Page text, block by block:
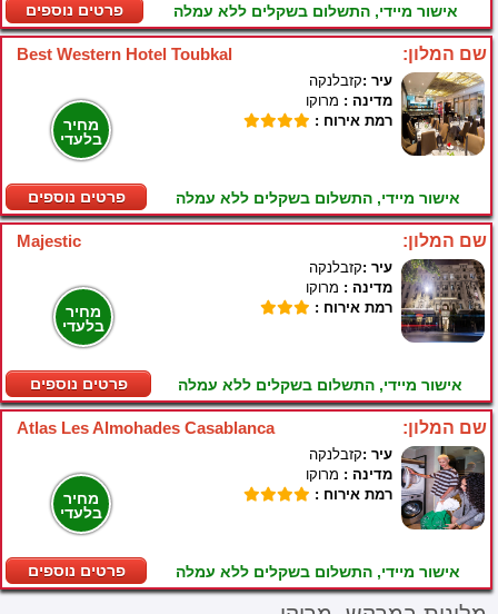
פרטים נוספים אישור מיידי, התשלום בשקלים ללא עמלה
Best Western Hotel Toubkal שם המלון:
מחיר
בלעדי
פרטים נוספים
עיר :קזבלנקה
מדינה : מרוקו
רמת אירוח :
אישור מיידי, התשלום בשקלים ללא עמלה
Majestic שם המלון:
מחיר
בלעדי
פרטים נוספים
עיר :קזבלנקה
מדינה : מרוקו
רמת אירוח :
אישור מיידי, התשלום בשקלים ללא עמלה
Atlas Les Almohades Casablanca שם המלון:
מחיר
בלעדי
פרטים נוספים
עיר :קזבלנקה
מדינה : מרוקו
רמת אירוח :
אישור מיידי, התשלום בשקלים ללא עמלה